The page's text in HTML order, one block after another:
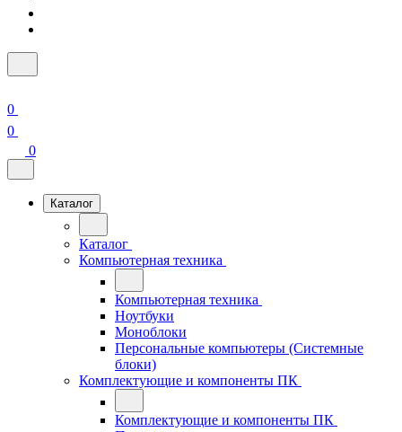
0
0
0
Каталог
Каталог
Компьютерная техника
Компьютерная техника
Ноутбуки
Моноблоки
Персональные компьютеры (Системные
блоки)
Комплектующие и компоненты ПК
Комплектующие и компоненты ПК